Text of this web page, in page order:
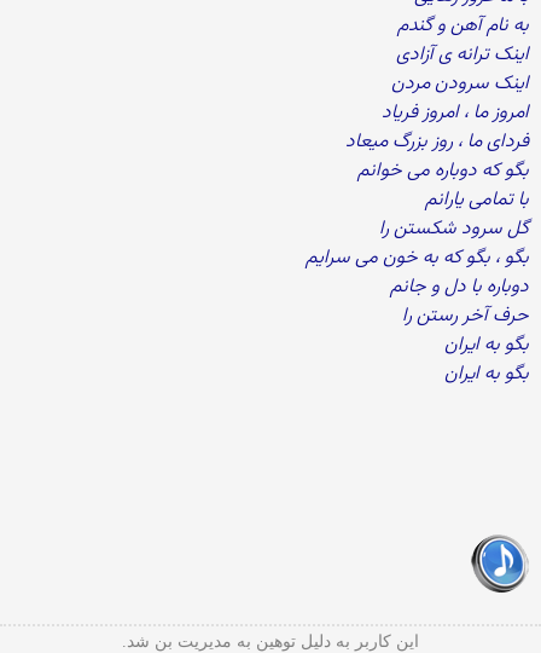
به نام آهن و گندم
اینک ترانه ی آزادی
اینک سرودن مردن
امروز ما ، امروز فریاد
فردای ما ، روز بزرگ میعاد
بگو که دوباره می خوانم
با تمامی یارانم
گل سرود شکستن را
بگو ، بگو که به خون می سرایم
دوباره با دل و جانم
حرف آخر رستن را
بگو به ایران
بگو به ایران
این کاربر به دلیل توهین به مدیریت بن شد.